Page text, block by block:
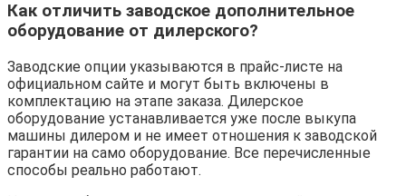
Как отличить заводское дополнительное
оборудование от дилерского?
Заводские опции указываются в прайс-листе на
официальном сайте и могут быть включены в
комплектацию на этапе заказа. Дилерское
оборудование устанавливается уже после выкупа
машины дилером и не имеет отношения к заводской
гарантии на само оборудование. Все перечисленные
способы реально работают.